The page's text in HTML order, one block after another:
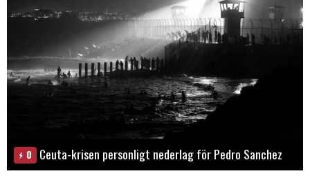
0 Ceuta-krisen personligt nederlag för Pedro Sanchez